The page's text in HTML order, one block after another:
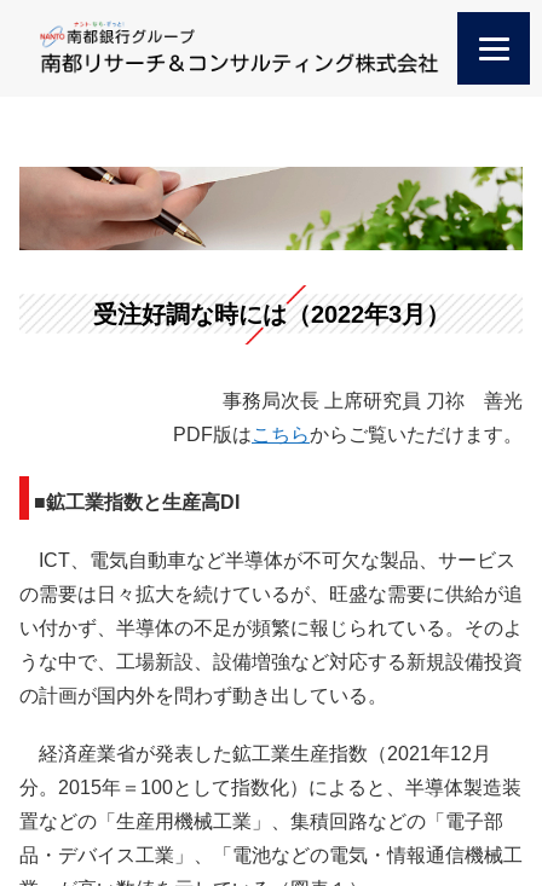
受注好調な時には（2022年3月）
事務局次長 上席研究員 刀祢 善光
PDF版はこちらからご覧いただけます。
■鉱工業指数と生産高DI
ICT、電気自動車など半導体が不可欠な製品、サービス
の需要は日々拡大を続けているが、旺盛な需要に供給が追
い付かず、半導体の不足が頻繁に報じられている。そのよ
うな中で、工場新設、設備増強など対応する新規設備投資
の計画が国内外を問わず動き出している。
経済産業省が発表した鉱工業生産指数（2021年12月
分。2015年＝100として指数化）によると、半導体製造装
置などの「生産用機械工業」、集積回路などの「電子部
品・デバイス工業」、「電池などの電気・情報通信機械工